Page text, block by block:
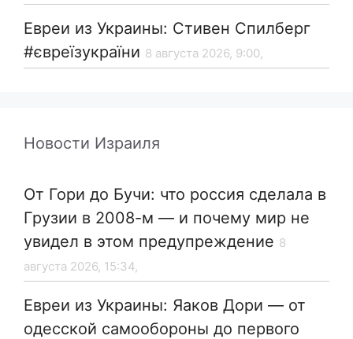
Евреи из Украины: Стивен Спилберг
#євреїзукраїни 8 августа 2026, 9:00,
Новости Израиля
От Гори до Бучи: что россия сделала в
Грузии в 2008-м — и почему мир не
увидел в этом предупреждение 8
августа 2026, 15:34,
Евреи из Украины: Яаков Дори — от
одесской самообороны до первого